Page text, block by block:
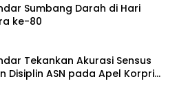
Sumbang Darah di Hari
ke-80
Tekankan Akurasi Sensus
Disiplin ASN pada Apel Korpri